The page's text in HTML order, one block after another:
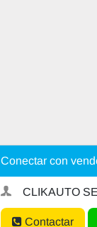
Conectar con
CLIKAUTO
Contactar